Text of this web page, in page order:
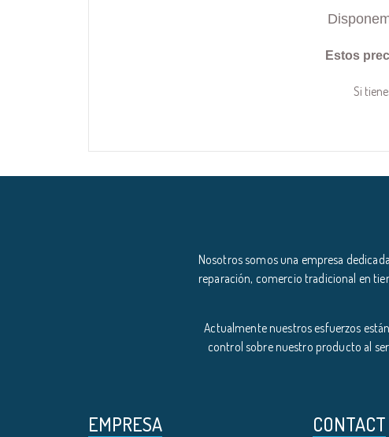
Estos
Si
Nosotros somos una empresa
reparación, comercio tradicional en
Actualmente nuestros esfuerzos
control sobre nuestro producto al
EMPRESA CONTACT